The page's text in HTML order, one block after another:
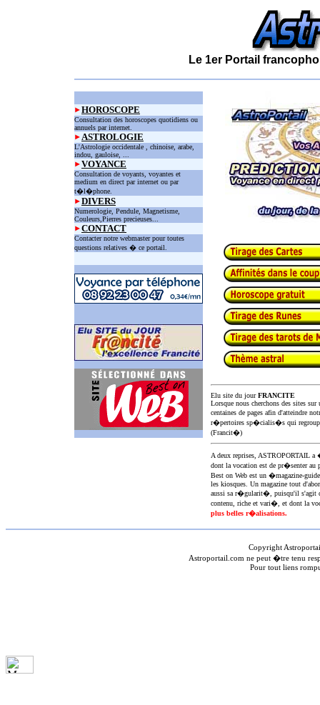
Le 1er Portail
HOROSCOPE
Consultation des horoscopes quotidiens ou
annuels par internet.
ASTROLOGIE
L'Astrologie occidentale , chinoise, arabe,
indou, gauloise, ...
VOYANCE
Consultation de voyants, voyantes et
medium en direct par internet ou par
t�l�phone.
DIVERS
Numerologie, Pendule, Magnetisme,
Couleurs,Pierres precieuses...
CONTACT
Contacter notre webmaster pour toutes
questions relatives � ce portail.
Elu site du jourFRANCITE
Lorsque nous cherchons des sites
centaines de pages afin d'atteindre
r�pertoires sp�cialis�s qui
(Francit�)
A deux reprises,
dont la vocation est de pr�senter au
Best on Web est un �magazine-
les kiosques. Un magazine tout
aussi sa r�gularit�, puisqu'il s'agit
contenu, riche et vari�, et dont la
plus belles r�alisations.
Copyright
Astroportail.com ne peut �tre tenu
Pour tout liens